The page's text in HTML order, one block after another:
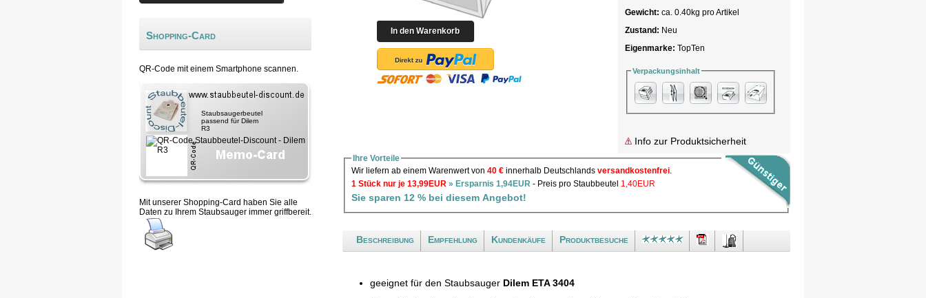
Gewicht: ca. 0.40kg pro Artikel
Zustand: Neu
Eigenmarke: TopTen
Verpackungsinhalt
Info zur Produktsicherheit
Ihre Vorteile
Wir liefern ab einem Warenwert von 40 € innerhalb Deutschlands versandkostenfrei
1 Stück nur je 13,99EUR » Ersparnis 1,94EUR - Preis pro Staubbeutel 1,40EUR
Sie sparen 12 % bei diesem Angebot!
Beschreibung Empfehlung Kundenkäufe Produktbesuche
geeignet für den Staubsauger Dilem ETA 3404
Shopping-Card
QR-Code mit einem Smartphone scannen.
Staubsaugerbeutel
passend für Dilem
R3
Mit unserer Shopping-Card haben Sie alle
Daten zu Ihrem Staubsauger immer griffbereit.